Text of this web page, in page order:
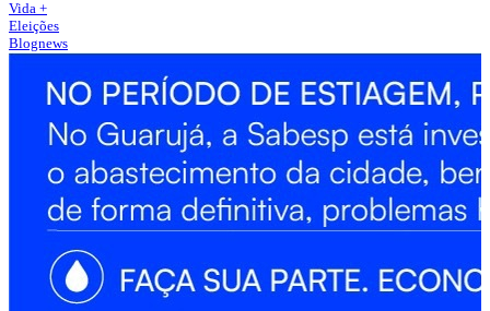
Vida +
Eleições
Blognews